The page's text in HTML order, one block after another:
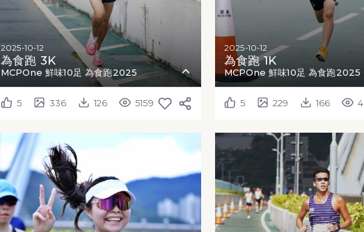
2025-10-12
為食跑 3K
MCPOne 鮮味10足 為食跑2025
5 336 126 5159
2025-10-12
為食跑 1K
MCPOne 鮮味10足 為食跑2025
5 229 166